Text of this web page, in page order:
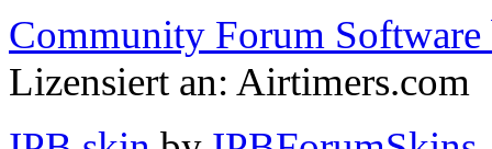
Community Forum Software
Lizensiert an: Airtimers.com